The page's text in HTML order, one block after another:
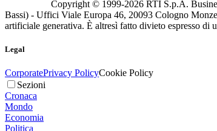
Copyright © 1999-2026 RTI S.p.A.
Bassi) - Uffici Viale Europa 46, 20093 Cologno
artificiale generativa. È altresì fatto divieto espresso di
Legal
CorporatePrivacy PolicyCookie Policy
Sezioni
Cronaca
Mondo
Economia
Politica